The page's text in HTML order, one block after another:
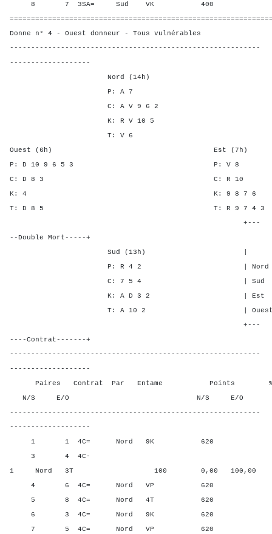
8 7 3SA= Sud VK 400
Donne n° 4 - Ouest donneur - Tous vulnérables
-----------------------------------------------------------
-------------------
Nord (14h)
P: A 7
C: A V 9 6 2
K: R V 10 5
T: V 6
Ouest (6h) Est (7h)
P: D 10 9 6 5 3 P:
C: D 8 3 C: R
K: 4 K: 9 8
T: D 8 5 T: R 9 7
+---
--Double Mort-----+
Sud (13h) | SA P
P: R 4 2 | Nord 4 -
C: 7 5 4 | Sud 4 -
K: A D 3 2 | Est - 1
T: A 10 2 | Ouest -
+---
----Contrat-------+
-----------------------------------------------------------
-------------------
Paires Contrat Par Entame Points %
N/S E/O N/S E/O N/
-----------------------------------------------------------
-------------------
1 1 4C= Nord 9K 620
3 4 4C-
1 Nord 3T 100 0,00 100,00
4 6 4C= Nord VP 620
5 8 4C= Nord 4T 620
6 3 4C= Nord 9K 620
7 5 4C= Nord VP 620